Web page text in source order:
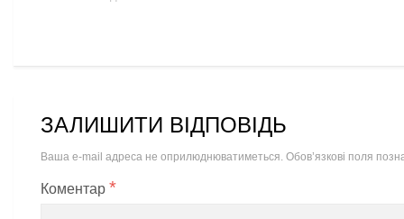
ЗАЛИШИТИ ВІДПОВІДЬ
Ваша e-mail адреса не оприлюднюватиметься. Обов’язкові поля
Коментар *